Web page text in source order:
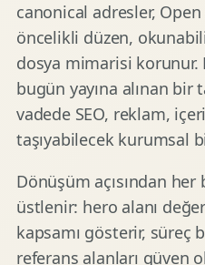
canonical adresler,
öncelikli düzen,
dosya mimarisi korunur.
bugün yayına alınan bir
vadede SEO, reklam,
taşıyabilecek kurumsal
Dönüşüm açısından
üstlenir: hero alanı
kapsamı gösterir, süreç
referans alanları güven